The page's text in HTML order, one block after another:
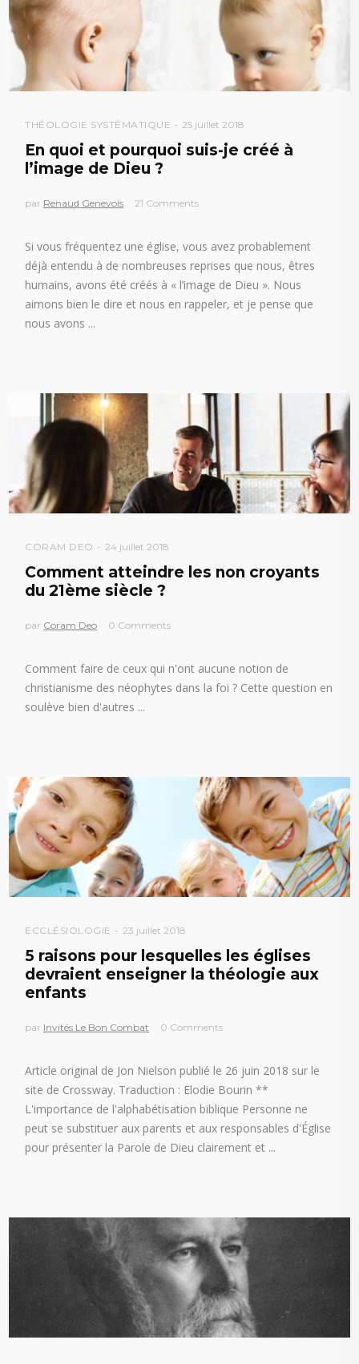
THÉOLOGIE SYSTÉMATIQUE 25 juillet 2018
En quoi et pourquoi suis-je créé à
l’image de Dieu ?
par Renaud Genevois 21 Comments
Si vous fréquentez une église, vous avez probablement
déjà entendu à de nombreuses reprises que nous, êtres
humains, avons été créés à « l’image de Dieu ». Nous
aimons bien le dire et nous en rappeler, et je pense que
nous avons
CORAM DEO 24 juillet 2018
Comment atteindre les non croyants
du 21ème siècle ?
par Coram Deo 0 Comments
Comment faire de ceux qui n'ont aucune notion de
christianisme des néophytes dans la foi ? Cette question en
soulève bien d'autres
ECCLÉSIOLOGIE 23 juillet 2018
5 raisons pour lesquelles les églises
devraient enseigner la théologie aux
enfants
par Invités Le Bon Combat 0 Comments
Article original de Jon Nielson publié le 26 juin 2018 sur le
site de Crossway. Traduction : Elodie Bourin **
L'importance de l'alphabétisation biblique Personne ne
peut se substituer aux parents et aux responsables d'Église
pour présenter la Parole de Dieu clairement et